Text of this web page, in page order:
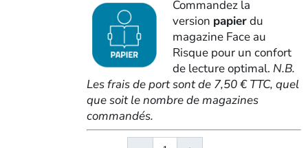
Commandez la
version papierdu
magazine Face au
Risque pour un confort
de lecture optimal. N.B.
Les frais de port sont de 7,50 € TTC, quel
que soit le nombre de magazines
commandés.